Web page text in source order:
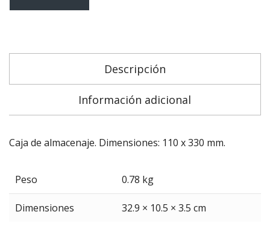
Descripción
Información adicional
Caja de almacenaje. Dimensiones: 110 x 330 mm.
Peso 0.78 kg
Dimensiones 32.9 × 10.5 × 3.5 cm